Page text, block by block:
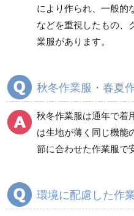
商品カテゴリ一覧
秋冬長袖
食品産業用長袖
食品産業用半袖
により作られ、一般的
などを重視したもの、
業服があります。
秋冬作業服・春夏
秋冬作業服は通年で着
は生地が薄く同じ機能
節に合わせた作業服で
環境に配慮した作